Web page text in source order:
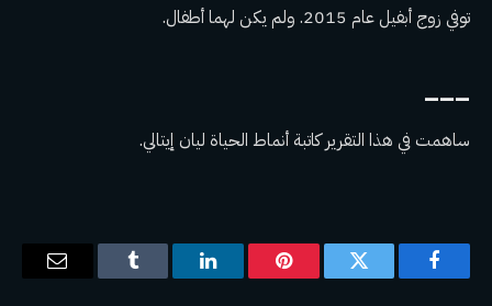
توفي زوج أبفيل عام 2015. ولم يكن لهما أطفال.
___
ساهمت في هذا التقرير كاتبة أنماط الحياة ليان إيتالي.
فيسبوك تويتر بينتيريستلينكدإن Tumblr
البريد